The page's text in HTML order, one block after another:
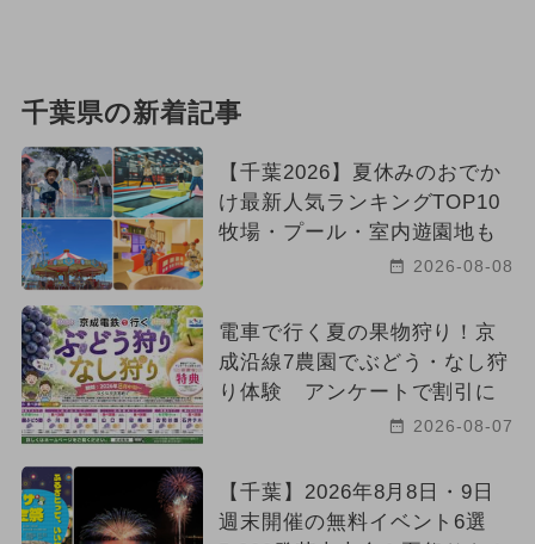
千葉県の新着記事
【千葉2026】夏休みのおでか
け最新人気ランキングTOP10
牧場・プール・室内遊園地も
2026-08-08
電車で行く夏の果物狩り！京
成沿線7農園でぶどう・なし狩
り体験 アンケートで割引に
2026-08-07
【千葉】2026年8月8日・9日
週末開催の無料イベント6選